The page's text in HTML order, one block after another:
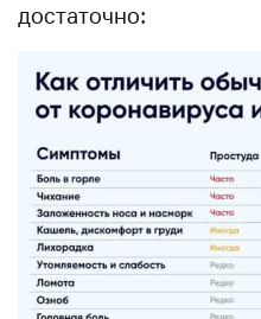
достаточно: